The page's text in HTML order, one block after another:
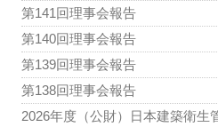
第141回理事会報告
第140回理事会報告
第139回理事会報告
第138回理事会報告
2026年度（公財）日本建築衛生